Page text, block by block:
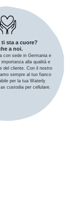
ti sta a cuore?
a noi.
con sede in Germania e
importanza alla qualità e
del cliente. Con il nostro
sempre al tuo fianco
per la tua Waterly
custodia per cellulare.